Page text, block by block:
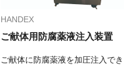
HANDEX
ご献体用防腐薬液注入装置
ご献体に防腐薬液を加圧注入で